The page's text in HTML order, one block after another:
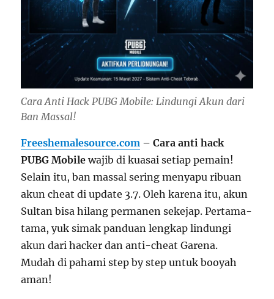
Cara Anti Hack PUBG Mobile: Lindungi Akun dari
Ban Massal!
Freeshemalesource.com – Cara anti hack
PUBG Mobile wajib di kuasai setiap pemain!
Selain itu, ban massal sering menyapu ribuan
akun cheat di update 3.7. Oleh karena itu, akun
Sultan bisa hilang permanen sekejap. Pertama-
tama, yuk simak panduan lengkap lindungi
akun dari hacker dan anti-cheat Garena.
Mudah di pahami step by step untuk booyah
aman!